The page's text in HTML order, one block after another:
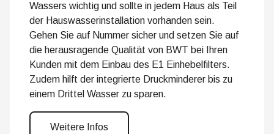
Wassers wichtig und sollte in jedem Haus als Teil
der Hauswasserinstallation vorhanden sein.
Gehen Sie auf Nummer sicher und setzen Sie auf
die herausragende Qualität von BWT bei Ihren
Kunden mit dem Einbau des E1 Einhebelfilters.
Zudem hilft der integrierte Druckminderer bis zu
einem Drittel Wasser zu sparen.
Weitere Infos